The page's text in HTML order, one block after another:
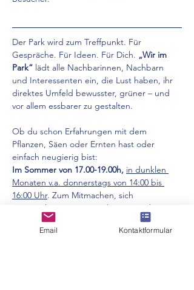
Der Park wird zum Treffpunkt. Für
Gespräche. Für Ideen. Für Dich. „Wir im
Park“ lädt alle Nachbarinnen, Nachbarn
und Interessenten ein, die Lust haben, ihr
direktes Umfeld bewusster, grüner – und
vor allem essbarer zu gestalten.
Ob du schon Erfahrungen mit dem
Pflanzen, Säen oder Ernten hast oder
einfach neugierig bist:
Im Sommer von 17.00-19.00h, in dunklen
Monaten v.a. donnerstags von 14:00 bis
16:00 Uhr. Zum Mitmachen, sich
austauschen, inspirieren lassen ... Ohne
Anmeldung, ohne Programm – aber mit
Raum für echte Begegnung.
Email Kontaktformular